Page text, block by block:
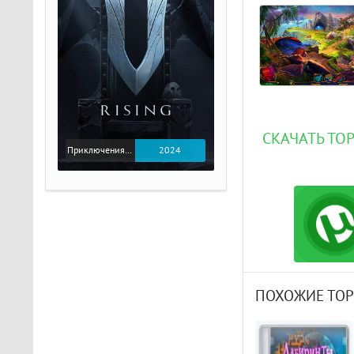
СКАЧАТЬ
ПОХОЖИЕ
Приключения / Экшен 2024